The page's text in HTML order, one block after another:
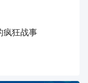
疯狂战事